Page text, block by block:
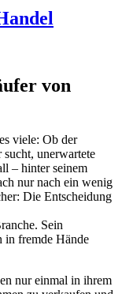
von
viele: Ob der
unerwartete
– hinter seinem
nur nach ein wenig
Die Entscheidung
Sein
in fremde Hände
nur einmal in ihrem